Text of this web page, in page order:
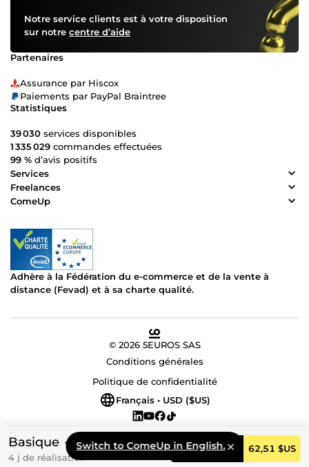
Basique
4 j de réalisation
Commander 62,51 $US
Switch to ComeUp in English.
Notre service clients est à votre disposition
sur notre centre d’aide
Partenaires
Assurance par Hiscox
Paiements par PayPal Braintree
Statistiques
39 030 services disponibles
1 335 029 commandes effectuées
99 % d’avis positifs
Services
Freelances
ComeUp
Adhère à la Fédération du e-commerce et de la vente à
distance (Fevad) et à sa charte qualité.
© 2026 5EUROS SAS
Conditions générales
Politique de confidentialité
Français • USD ($US)